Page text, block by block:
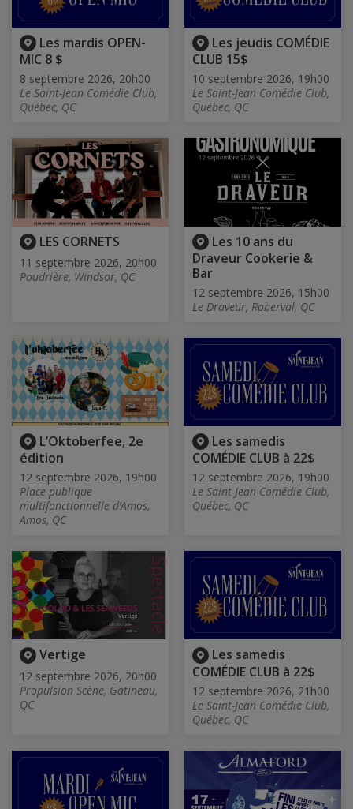
Les mardis OPEN-
MIC 8 $
8 septembre 2026, 20h00
Le Saint-Jean Comédie Club,
Québec, QC
Les jeudis COMÉDIE
CLUB 15$
10 septembre 2026, 19h00
Le Saint-Jean Comédie Club,
Québec, QC
LES CORNETS
11 septembre 2026, 20h00
Poudrière, Windsor, QC
Les 10 ans du
Draveur Cookerie &
Bar
12 septembre 2026, 15h00
Le Draveur, Roberval, QC
L’Oktoberfee, 2e
édition
12 septembre 2026, 19h00
Place publique
multifonctionnelle d’Amos,
Amos, QC
Les samedis
COMÉDIE CLUB à 22$
12 septembre 2026, 19h00
Le Saint-Jean Comédie Club,
Québec, QC
Vertige
12 septembre 2026, 20h00
Propulsion Scène, Gatineau,
QC
Les samedis
COMÉDIE CLUB à 22$
12 septembre 2026, 21h00
Le Saint-Jean Comédie Club,
Québec, QC